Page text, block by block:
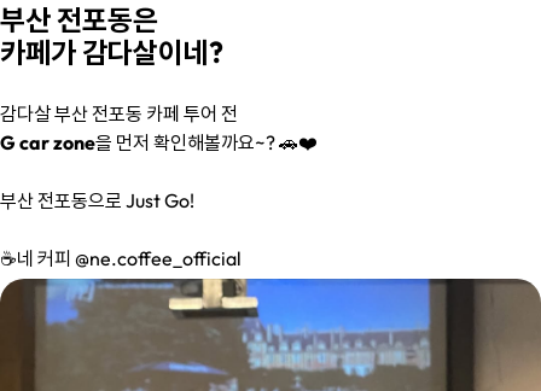
부산 전포동은
카페가 감다살이네?
감다살 부산 전포동 카페 투어 전
G car zone을 먼저 확인해볼까요~? 🚗❤️
부산 전포동으로 Just Go!
☕️네 커피 @ne.coffee_official